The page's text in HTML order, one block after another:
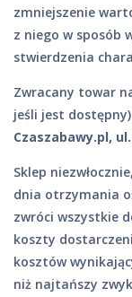
zmniejszenie
z niego w sposób
stwierdzenia
Zwracany towar
jeśli jest
Czaszabawy.pl,
Sklep
dnia otrzymania
zwróci wszystkie
koszty
kosztów
niż najtańszy